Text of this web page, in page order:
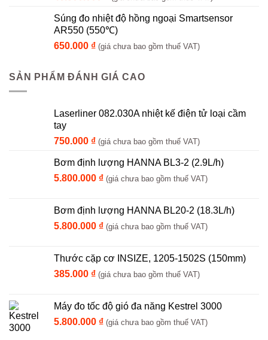
Súng đo nhiệt độ hồng ngoại Smartsensor
AR550 (550℃)
650.000 ₫ (giá chưa bao gồm thuế VAT)
SẢN PHẨM ĐÁNH GIÁ CAO
Laserliner 082.030A nhiệt kế điện tử loại cầm
tay
750.000 ₫ (giá chưa bao gồm thuế VAT)
Bơm định lượng HANNA BL3-2 (2.9L/h)
5.800.000 ₫ (giá chưa bao gồm thuế VAT)
Bơm định lượng HANNA BL20-2 (18.3L/h)
5.800.000 ₫ (giá chưa bao gồm thuế VAT)
Thước cặp cơ INSIZE, 1205-1502S (150mm)
385.000 ₫ (giá chưa bao gồm thuế VAT)
Máy đo tốc độ gió đa năng Kestrel 3000
5.800.000 ₫ (giá chưa bao gồm thuế VAT)